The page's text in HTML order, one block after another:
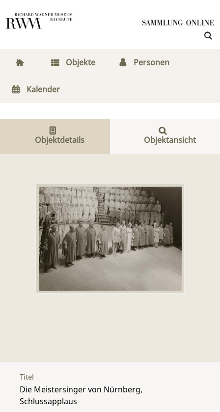
Objekte Personen
Kalender
Objektdetails Objektansicht
Titel
Die Meistersinger von Nürnberg,
Schlussapplaus